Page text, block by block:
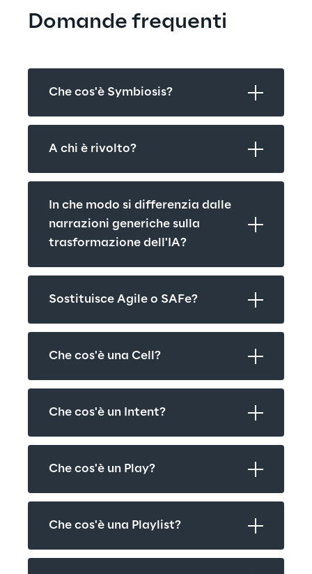
Domande frequenti
Che cos'è Symbiosis?
A chi è rivolto?
In che modo si differenzia dalle
narrazioni generiche sulla
trasformazione dell'IA?
Sostituisce Agile o SAFe?
Che cos'è una Cell?
Che cos'è un Intent?
Che cos'è un Play?
Che cos'è una Playlist?